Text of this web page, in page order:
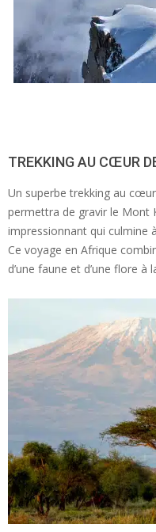
TREKKING AU CŒUR
Un superbe trekking au
permettra de gravir le Mont
impressionnant qui culmine
Ce voyage en Afrique
d’une faune et d’une flore à